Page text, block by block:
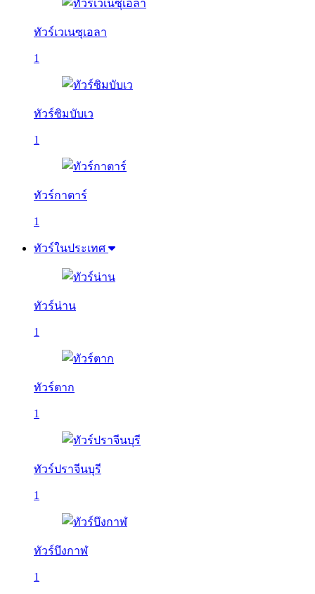
ทัวร์เวเนซุเอลา
1
ทัวร์ซิมบับเว
1
ทัวร์กาตาร์
1
ทัวร์ในประเทศ
ทัวร์น่าน
1
ทัวร์ตาก
1
ทัวร์ปราจีนบุรี
1
ทัวร์บึงกาฬ
1